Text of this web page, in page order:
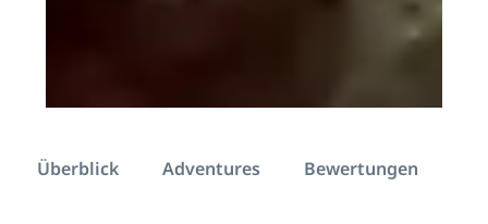
Überblick Adventures Bewertungen